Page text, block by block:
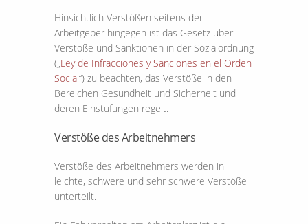
Hinsichtlich Verstößen seitens der
Arbeitgeber hingegen ist das Gesetz über
Verstöße und Sanktionen in der Sozialordnung
(„Ley de Infracciones y Sanciones en el Orden
Social“) zu beachten, das Verstöße in den
Bereichen Gesundheit und Sicherheit und
deren Einstufungen regelt.
Verstöße des Arbeitnehmers
Verstöße des Arbeitnehmers werden in
leichte, schwere und sehr schwere Verstöße
unterteilt.